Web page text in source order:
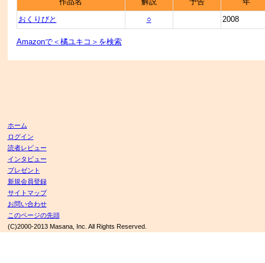
作品名 解説 予告 年
おくりびと ○ 2008
Amazonで＜橘ユキコ＞を検索
ホーム
ログイン
読者レビュー
インタビュー
プレゼント
新規会員登録
サイトマップ
お問い合わせ
このページの先頭
(C)2000-2013 Masana, Inc. All Rights Reserved.